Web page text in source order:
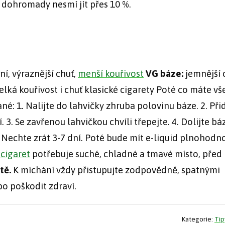
nesmí jít přes 10 %.
výraznější chuť, menší kouřivost VG báze: jemnější
kouřivost i chuť klasické cigarety Poté co máte
1. Nalijte do lahvičky zhruba polovinu báze. 2.
Se zavřenou lahvičkou chvíli třepejte. 4. Dolijte
zrát 3-7 dní. Poté bude mít e-liquid
potřebuje suché, chladné a tmavé místo, před
K míchání vždy přistupujte zodpovědně, spatnými
poškodit zdraví.
Kategorie: